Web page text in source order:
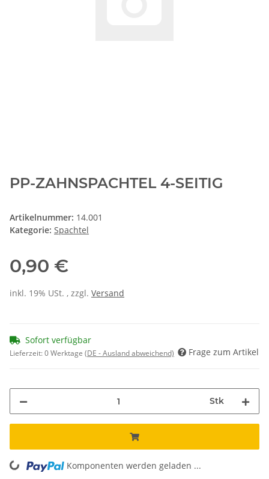
PP-ZAHNSPACHTEL 4-SEITIG
Artikelnummer: 14.001
Kategorie: Spachtel
0,90 €
inkl. 19% USt. , zzgl. Versand
Sofort verfügbar
Lieferzeit:0 Werktage (DE - Ausland abweichend) Frage zum Artikel
Stk
Loading... Komponenten werden geladen ...